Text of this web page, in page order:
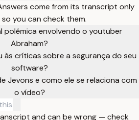
come from its transcript only
you can check them.
polêmica envolvendo o youtuber
Abraham?
às críticas sobre a segurança do seu
software?
Jevons e como ele se relaciona com
o vídeo?
and can be wrong — check